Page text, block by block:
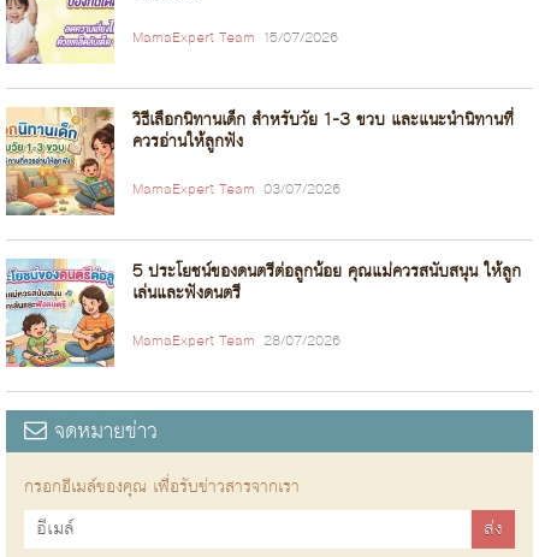
MamaExpert Team 15/07/2026
วิธีเลือกนิทานเด็ก สำหรับวัย 1-3 ขวบ และแนะนำนิทานที่
ควรอ่านให้ลูกฟัง
MamaExpert Team 03/07/2026
5 ประโยชน์ของดนตรีต่อลูกน้อย คุณแม่ควรสนับสนุน ให้ลูก
เล่นและฟังดนตรี
MamaExpert Team 28/07/2026
จดหมายข่าว
กรอกอีเมล์ของคุณ เพื่อรับข่าวสารจากเรา